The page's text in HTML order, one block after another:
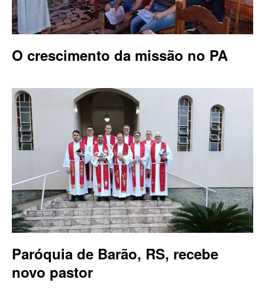
O crescimento da missão no PA
Paróquia de Barão, RS, recebe
novo pastor